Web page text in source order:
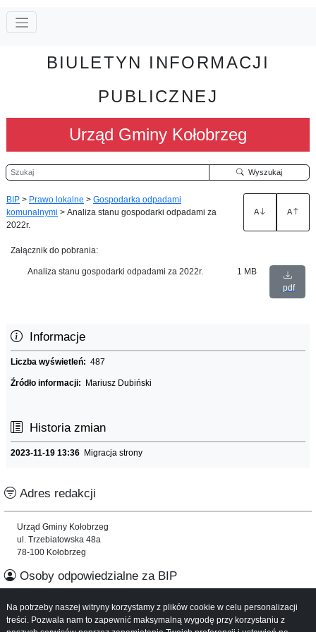
BIULETYN INFORMACJI
PUBLICZNEJ
Urząd Gminy Kołobrzeg
Szukaj Wyszukaj
BIP > Prawo lokalne > Gospodarka odpadami
komunalnymi > Analiza stanu gospodarki odpadami za
2022r.
A A
Załącznik do pobrania:
Analiza stanu gospodarki odpadami za 2022r.
1 MB
pdf
Informacje
Liczba wyświetleń: 487
Źródło informacji: Mariusz Dubiński
Historia zmian
2023-11-19 13:36 Migracja strony
Adres redakcji
Urząd Gminy Kołobrzeg
ul. Trzebiatowska 48a
78-100 Kołobrzeg
Osoby odpowiedzialne za BIP
Informacje o serwisie
Na potrzeby naszej witryny korzystamy z plików cookie w celu personalizacji
treści. Pozwala nam to zapewnić maksymalną wygodę przy korzystaniu z